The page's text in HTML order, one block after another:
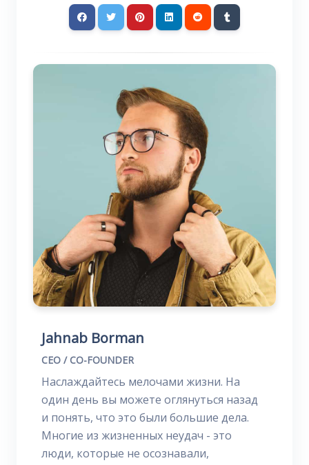
Jahnab Borman
CEO / CO-FOUNDER
Наслаждайтесь мелочами жизни. На
один день вы можете оглянуться назад
и понять, что это были большие дела.
Многие из жизненных неудач - это
люди, которые не осознавали,